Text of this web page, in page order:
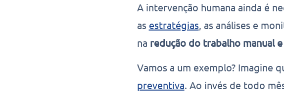
A intervenção humana ainda é
as estratégias , as análises e
na redução do trabalho manual
Vamos a um exemplo? Imagine
preventiva. Ao invés de todo